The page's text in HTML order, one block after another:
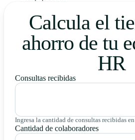
Calcula el
ahorro de tu
HR
Consultas recibidas
Ingresa la cantidad de consultas recibidas
Cantidad de colaboradores